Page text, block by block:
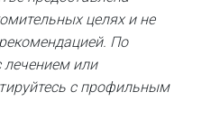
целях и не
По
или
с профильным